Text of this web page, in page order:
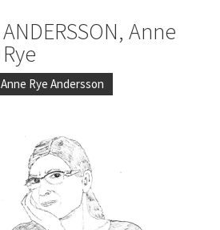
ANDERSSON, Anne
Rye
Anne Rye Andersson